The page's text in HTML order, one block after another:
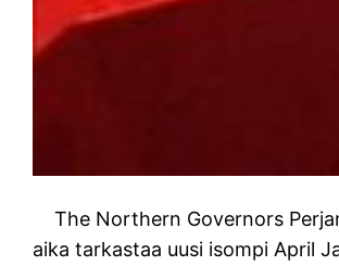
The Northern Governors
aika tarkastaa uusi isompi April